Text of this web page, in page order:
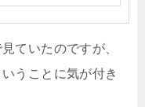
ていたのですが、
うことに気が付き